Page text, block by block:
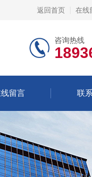
返回首页 在线
咨询热线
留言 联